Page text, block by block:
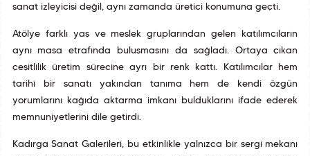
sanat izleyicisi değil, aynı zamanda üretici konumuna geçti.
Atölye farklı yaş ve meslek gruplarından gelen katılımcıların
aynı masa etrafında buluşmasını da sağladı. Ortaya çıkan
çeşitlilik üretim sürecine ayrı bir renk kattı. Katılımcılar hem
tarihî bir sanatı yakından tanıma hem de kendi özgün
yorumlarını kağıda aktarma imkanı bulduklarını ifade ederek
memnuniyetlerini dile getirdi.
Kadırga Sanat Galerileri, bu etkinlikle yalnızca bir sergi mekanı